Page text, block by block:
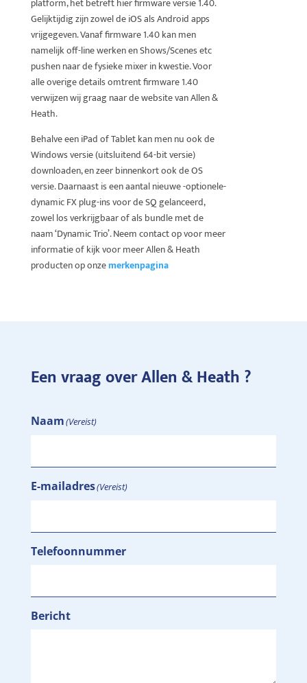
Gelijktijdig zijn zowel de iOS als Android apps
vrijgegeven. Vanaf firmware 1.40 kan men
namelijk off-line werken en Shows/Scenes etc
pushen naar de fysieke mixer in kwestie. Voor
alle overige details omtrent firmware 1.40
verwijzen wij graag naar de website van Allen &
Heath.
Behalve een iPad of Tablet kan men nu ook de
Windows versie (uitsluitend 64-bit versie)
downloaden, en zeer binnenkort ook de OS
versie. Daarnaast is een aantal nieuwe -optionele-
dynamic FX plug-ins voor de SQ gelanceerd,
zowel los verkrijgbaar of als bundle met de
naam ‘Dynamic Trio’. Neem contact op voor meer
informatie of kijk voor meer Allen & Heath
producten op onzemerkenpagina
Een vraag over Allen & Heath ?
Naam(Vereist)
E-mailadres(Vereist)
Telefoonnummer
Bericht